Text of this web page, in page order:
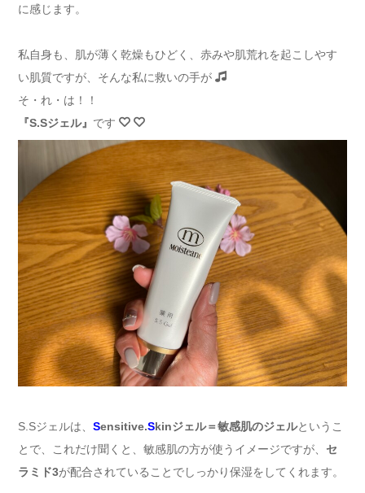
に感じます。
私自身も、肌が薄く乾燥もひどく、赤みや肌荒れを起こしやす
い肌質ですが、そんな私に救いの手が
そ・れ・は！！
『S.Sジェル』 です
S.Sジェルは、 Sensitive.Skinジェル＝敏感肌のジェルというこ
とで、これだけ聞くと、敏感肌の方が使うイメージですが、 セ
ラミド3が配合されていることでしっかり保湿をしてくれます。